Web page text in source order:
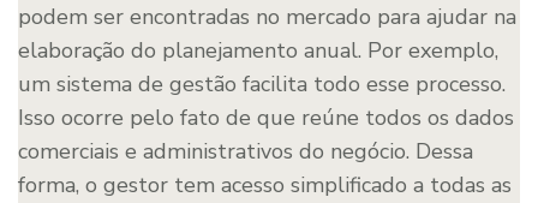
podem ser encontradas no mercado para ajudar na
elaboração do planejamento anual. Por exemplo,
um sistema de gestão facilita todo esse processo.
Isso ocorre pelo fato de que reúne todos os dados
comerciais e administrativos do negócio. Dessa
forma, o gestor tem acesso simplificado a todas as